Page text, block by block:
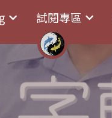
試閱專區
試閱專區